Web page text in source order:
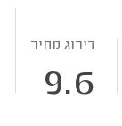
דירוג מחיר
9.6